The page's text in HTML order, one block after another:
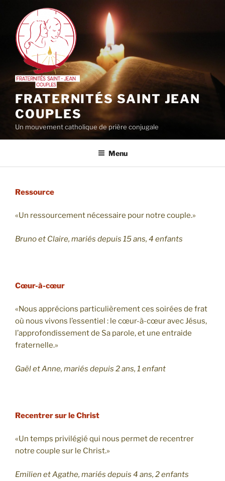
contenu
principal
FRATERNITÉS SAINT JEAN
COUPLES
Un mouvement catholique de prière conjugale
Menu
Ressource
«Un ressourcement nécessaire pour notre couple.»
Bruno et Claire, mariés depuis 15 ans, 4 enfants
Cœur-à-cœur
«Nous apprécions particulièrement ces soirées de frat
où nous vivons l’essentiel : le cœur-à-cœur avec Jésus,
l’approfondissement de Sa parole, et une entraide
fraternelle.»
Gaël et Anne, mariés depuis 2 ans, 1 enfant
Recentrer sur le Christ
«Un temps privilégié qui nous permet de recentrer
notre couple sur le Christ.»
Emilien et Agathe, mariés depuis 4 ans, 2 enfants